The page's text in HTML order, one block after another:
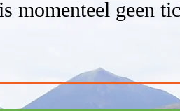
momenteel geen